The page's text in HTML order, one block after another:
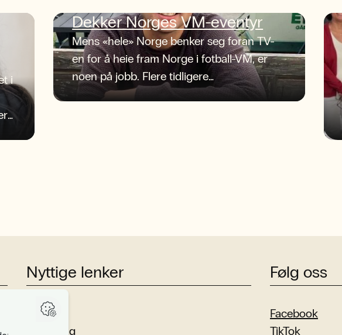
i
Dekker Norges VM-eventyr
Mens «hele» Norge benker seg foran TV-
en for å heie fram Norge i fotball-VM, er
noen på jobb. Flere tidligere
journaliststudenter ved NLA Høgskolen
Nyttige lenker
Studier
Forskning
Følg oss
Facebook
TikTok